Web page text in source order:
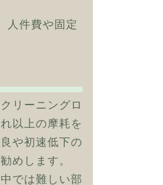
人件費や固定
リーニングロ
以上の摩耗を
や初速低下の
めします。
では難しい部